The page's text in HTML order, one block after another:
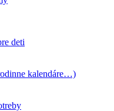
deti
kalendáre…)